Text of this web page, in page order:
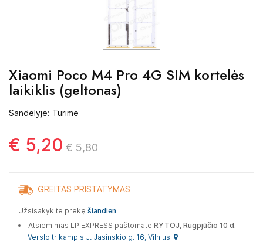
Xiaomi Poco M4 Pro 4G SIM kortelės
laikiklis (geltonas)
Sandėlyje: Turime
€ 5,20 € 5,80
GREITAS PRISTATYMAS
Užsisakykite prekę šiandien
Atsiėmimas LP EXPRESS paštomate RYTOJ, Rugpjūčio 10 d.
Verslo trikampis J. Jasinskio g. 16, Vilnius